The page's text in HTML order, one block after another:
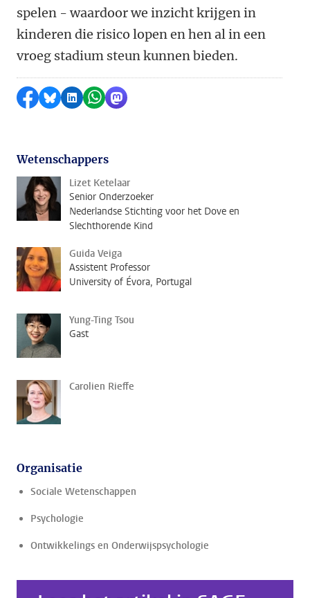
spelen - waardoor we inzicht krijgen in
kinderen die risico lopen en hen al in een
vroeg stadium steun kunnen bieden.
Delen op Facebook
Delen via Bluesky
Delen op LinkedIn
Delen via WhatsApp
Delen via Mastodon
Wetenschappers
Lizet Ketelaar
Senior Onderzoeker
Nederlandse Stichting voor het Dove en
Slechthorende Kind
Guida Veiga
Assistent Professor
University of Évora, Portugal
Yung-Ting Tsou
Gast
Carolien Rieffe
Organisatie
Sociale Wetenschappen
Psychologie
Ontwikkelings en Onderwijspsychologie